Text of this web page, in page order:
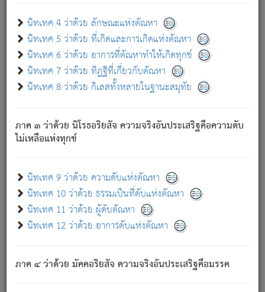
นิทเทศ 4 ว่าด้วย ลักษณะแห่งตัณหา
นิทเทศ 5 ว่าด้วย ที่เกิดและการเกิดแห่งตัณหา
นิทเทศ 6 ว่าด้วย อาการที่ตัณหาทำให้เกิดทุกข์
นิทเทศ 7 ว่าด้วย ทิฏฐิที่เกี่ยวกับตัณหา
นิทเทศ 8 ว่าด้วย กิเลสทั้งหลายในฐานะสมุทัย
ภาค ๓ ว่าด้วย นิโรธอริยสัจ ความจริงอันประเสริฐคือความดับ
ไม่เหลือแห่งทุกข์
นิทเทศ 9 ว่าด้วย ความดับแห่งตัณหา
นิทเทศ 10 ว่าด้วย ธรรมเป็นที่ดับแห่งตัณหา
นิทเทศ 11 ว่าด้วย ผู้ดับตัณหา
นิทเทศ 12 ว่าด้วย อาการดับแห่งตัณหา
ภาค ๔ ว่าด้วย มัคคอริยสัจ ความจริงอันประเสริฐคือมรรค
อย่างนี้อยู่; เขาย่อมละภวตัณหาได้ และไม่เพลิดเพลินวิภวตัณหา
ด้วย.
ความดับเพราะความสำรอกไม่เหลือ (แห่งภพทั้งหลาย)
เพราะความสิ้นไปแห่งตัณหาโดยประการทั้งปวง นั้นคือ
นิพพาน.
ภพใหม่ย่อมไม่มีแก่ภิกษุนั้น ผู้ดับเย็นสนิทแล้ว เพราะไม่มี
ภิกษุนั้น เป็นผู้ครอบงำมารได้แล้ว ชนะสงครามแล้ว ก้าวล่วง
ภพทั้งหลายทั้งปวงได้แล้ว เป็นผู้คงที่ (คือไม่เปลี่ยนแปลงอีกต่อ
- อุ.ขุ. ๒๕/๑๒๑/๘๔.
(ข้อความนี้ เป็นพระพุทธอุทานที่ทรงเปล่งออก ที่โคนต้นโพธิ์
เป็นที่ตรัสรู้ เมื่อตรัสรู้แล้วได้ 7 วัน)